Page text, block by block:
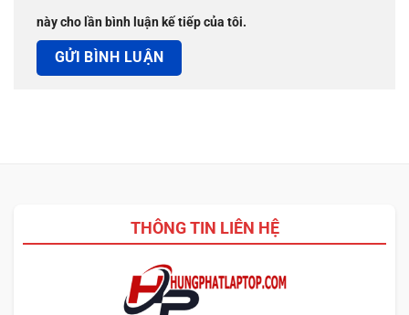
này cho lần bình luận kế tiếp của tôi.
THÔNG TIN LIÊN HỆ